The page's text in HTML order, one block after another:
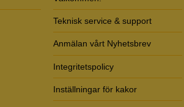
Teknisk service & support
Anmälan vårt Nyhetsbrev
Integritetspolicy
Inställningar för kakor